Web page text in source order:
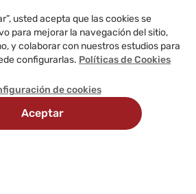
usted acepta que las cookies se
para mejorar la navegación del sitio,
y colaborar con nuestros estudios para
configurarlas. Políticas de Cookies
de cookies
Aceptar